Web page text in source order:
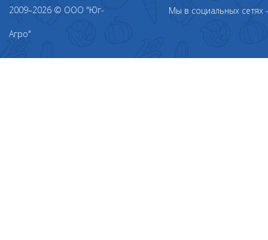
2009–2026 © ООО "Юг-
Агро"
Мы в социальных